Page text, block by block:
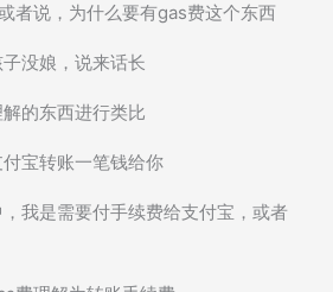
者说，为什么要有gas费这个东西
没娘，说来话长
的东西进行类比
宝转账一笔钱给你
我是需要付手续费给支付宝，或者